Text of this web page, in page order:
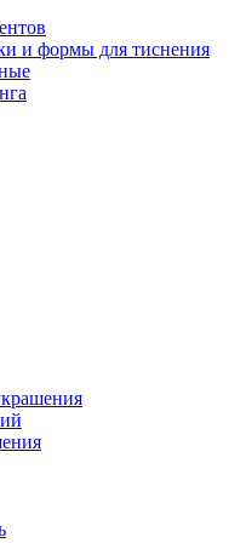
и формы для тиснения